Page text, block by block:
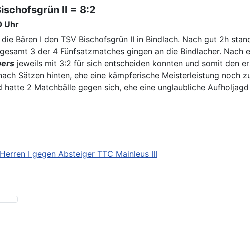
II = 8:2
Uhr
Bären I den TSV Bischofsgrün II in Bindlach. Nach gut 2h
3 der 4 Fünfsatzmatches gingen an die Bindlacher.
jeweils mit 3:2 für sich entscheiden konnten und somit den
Sätzen hinten, ehe eine kämpferische Meisterleistung noch
2 Matchbälle gegen sich, ehe eine unglaubliche
I gegen Absteiger TTC Mainleus III